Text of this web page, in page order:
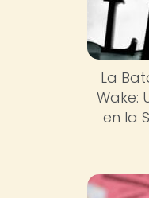
La
Wake:
en la